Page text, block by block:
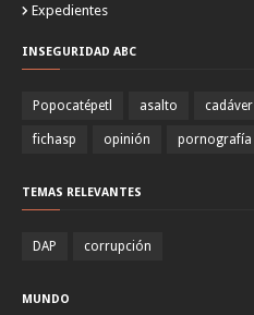
Expedientes
INSEGURIDAD ABC
Popocatépetl asalto cadáver
fichasp opinión pornografía
TEMAS RELEVANTES
DAP corrupción
MUNDO